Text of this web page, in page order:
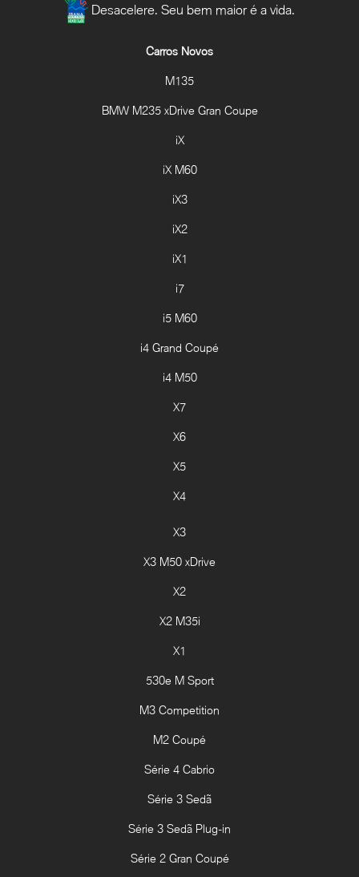
Desacelere. Seu bem maior é a vida.
Carros Novos
M135
BMW M235 xDrive Gran Coupe
iX
iX M60
iX3
iX2
iX1
i7
i5 M60
i4 Grand Coupé
i4 M50
X7
X6
X5
X4
X3
X3 M50 xDrive
X2
X2 M35i
X1
530e M Sport
M3 Competition
M2 Coupé
Série 4 Cabrio
Série 3 Sedã
Série 3 Sedã Plug-in
Série 2 Gran Coupé